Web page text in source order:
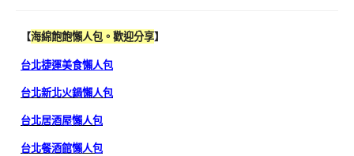
【海綿飽飽懶人包。歡迎分享】
台北捷運美食懶人包
台北新北火鍋懶人包
台北居酒屋懶人包
台北餐酒館懶人包